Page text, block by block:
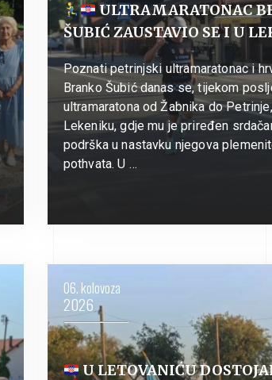
ULTRAMARATONAC
ŠUBIĆ ZAUSTAVIO SE I U
Poznati petrinjski ultramaratonac i
Branko Šubić danas se, tijekom
ultramaratona od Žabnika do
Lekeniku, gdje mu je priređen
podrška u nastavku njegova
pothvata. U …
06. kolovoza
2026
U LETOVANIĆU